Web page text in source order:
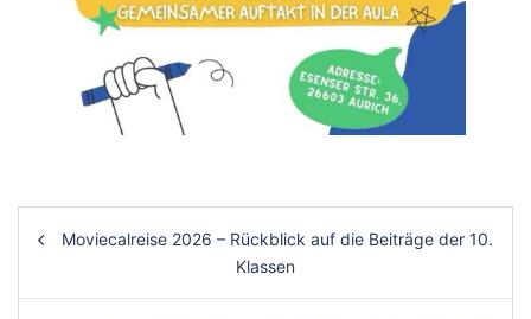
navigation
Moviecalreise 2026 – Rückblick auf die Beiträge der 10.
Klassen